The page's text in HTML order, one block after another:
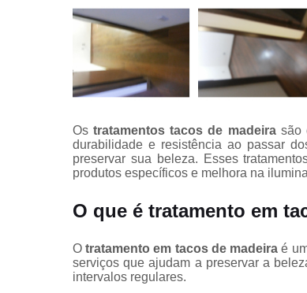
de
Ostratamentos tacos de madeirasão
durabilidade e resistência ao passar
preservar sua beleza. Esses
produtos específicos e melhora na
O que é tratamento em
Otratamento em tacos de madeira é
serviços que ajudam a preservar a
intervalos regulares.